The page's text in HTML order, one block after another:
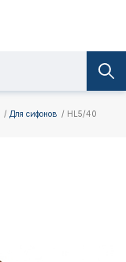
Для сифонов HL5/40